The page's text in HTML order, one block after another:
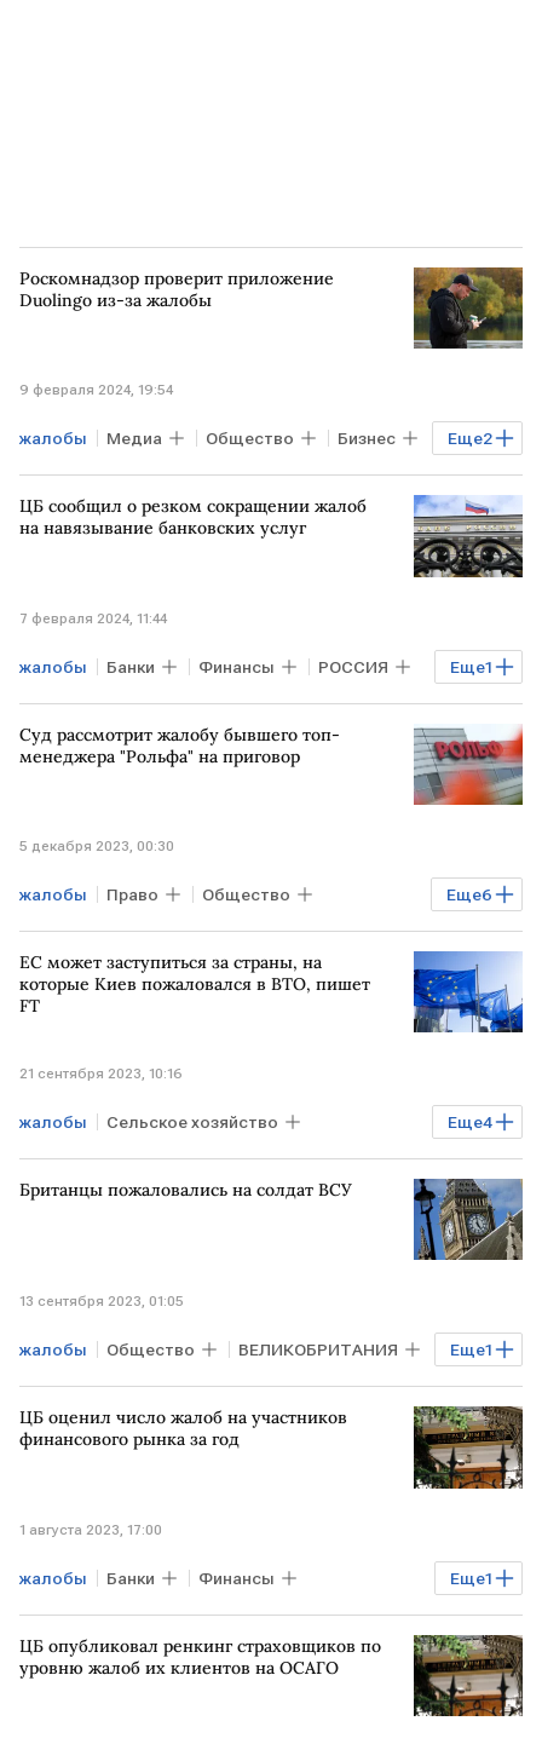
Роскомнадзор проверит приложение
Duolingo из-за жалобы
9 февраля 2024, 19:54
Еще2
жалобы Медиа Общество Бизнес
РОССИЯ Роскомнадзор
ЦБ сообщил о резком сокращении жалоб
на навязывание банковских услуг
7 февраля 2024, 11:44
Еще1
жалобы Банки Финансы РОССИЯ
услуги
Суд рассмотрит жалобу бывшего топ-
менеджера "Рольфа" на приговор
5 декабря 2023, 00:30
Еще6
жалобы Право Общество
Потребрынок Бизнес Экономика
Мосгорсуд Рольф приговор
ЕС может заступиться за страны, на
которые Киев пожаловался в ВТО, пишет
FT
21 сентября 2023, 10:16
Еще4
жалобы Сельское хозяйство
Экономика УКРАИНА ЕС ВТО
Британцы пожаловались на солдат ВСУ
13 сентября 2023, 01:05
Еще1
жалобы Общество ВЕЛИКОБРИТАНИЯ
ВСУ
ЦБ оценил число жалоб на участников
финансового рынка за год
1 августа 2023, 17:00
Еще1
жалобы Банки Финансы
финрынок Банк России
ЦБ опубликовал ренкинг страховщиков по
уровню жалоб их клиентов на ОСАГО